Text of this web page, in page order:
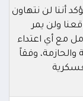
أننا لن نتهاون
ولن يمر
مع أي اعتداء
والحازمة، وفقاً